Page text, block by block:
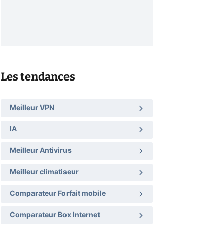
Les tendances
Meilleur VPN
IA
Meilleur Antivirus
Meilleur climatiseur
Comparateur Forfait mobile
Comparateur Box Internet